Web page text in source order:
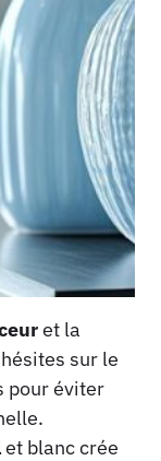
et la
sur le
pour éviter
et blanc crée